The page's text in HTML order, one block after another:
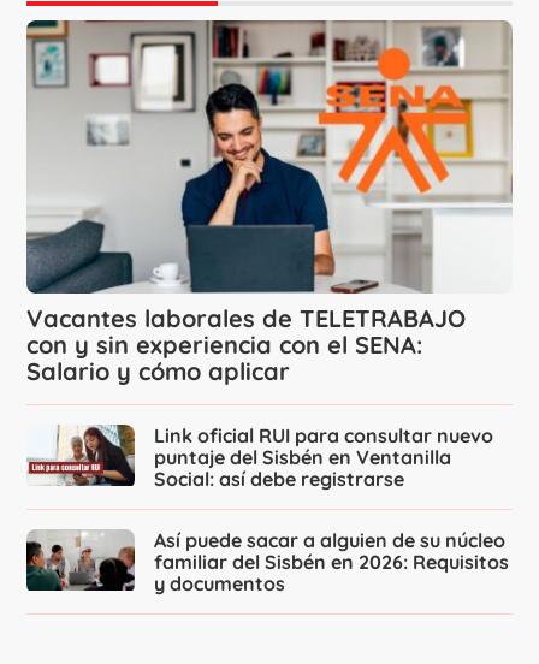
Vacantes laborales de TELETRABAJO
con y sin experiencia con el SENA:
Salario y cómo aplicar
Link oficial RUI para consultar nuevo
puntaje del Sisbén en Ventanilla
Social: así debe registrarse
Así puede sacar a alguien de su núcleo
familiar del Sisbén en 2026: Requisitos
y documentos